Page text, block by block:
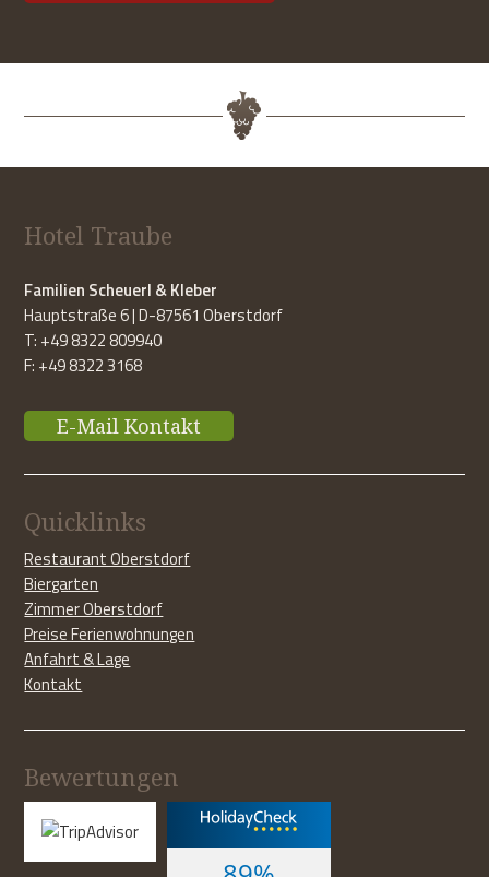
Hotel Traube
Familien Scheuerl & Kleber
Hauptstraße 6 | D-87561 Oberstdorf
T: +49 8322 809940
F: +49 8322 3168
E-Mail Kontakt
Quicklinks
Restaurant Oberstdorf
Biergarten
Zimmer Oberstdorf
Preise Ferienwohnungen
Anfahrt & Lage
Kontakt
Bewertungen